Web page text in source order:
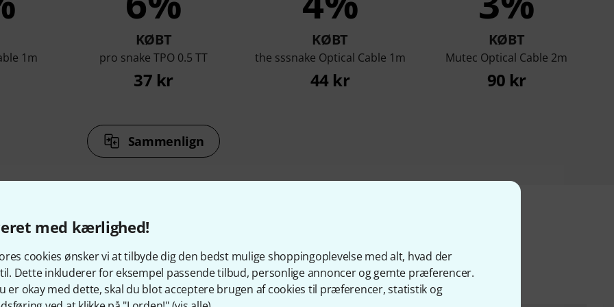
med kærlighed!
cookies ønsker vi at tilbyde dig den bedst mulige shoppingoplevelse med alt, hvad der
Dette inkluderer for eksempel passende tilbud, personlige annoncer og gemte præferencer.
er okay med dette, skal du blot acceptere brugen af cookies til præferencer, statistik og
1m
KØBT
pro snake TPO 0.5 TT
37 kr
KØBT
the sssnake Optical Cable 1m
44 kr
KØBT
Mutec Optical Cable 2m
90 kr
Sammenlign
og matchende produkter